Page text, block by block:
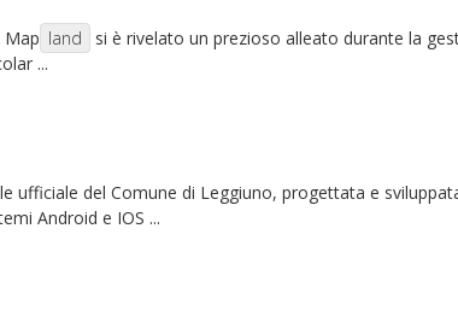
Map land
si è rivelato un prezioso alleato durante la
...
ufficiale del Comune di Leggiuno, progettata e
Android e IOS ...